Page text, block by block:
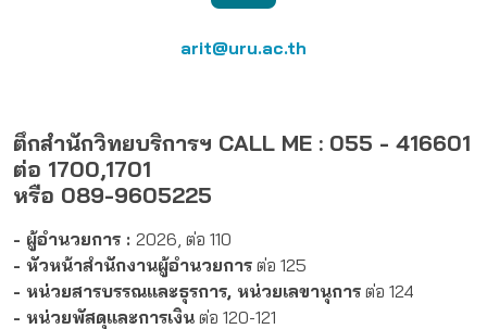
arit@uru.ac.th
ตึกสำนักวิทยบริการฯ CALL ME : 055 - 416601
ต่อ 1700,1701
หรือ 089-9605225
- ผู้อำนวยการ : 2026, ต่อ 110
- หัวหน้าสำนักงานผู้อำนวยการ ต่อ 125
- หน่วยสารบรรณและธุรการ, หน่วยเลขานุการ ต่อ 124
- หน่วยพัสดุและการเงิน ต่อ 120-121